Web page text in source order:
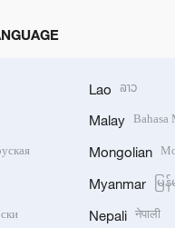
Lao ລາວ
Malay Bahasa
Mongolian
Myanmar မြ
Nepali नेपाली